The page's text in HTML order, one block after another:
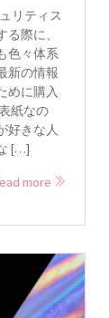
リティス
際に、
色々体系
新の情報
めに購入
紙なの
好きな人
[…]
more